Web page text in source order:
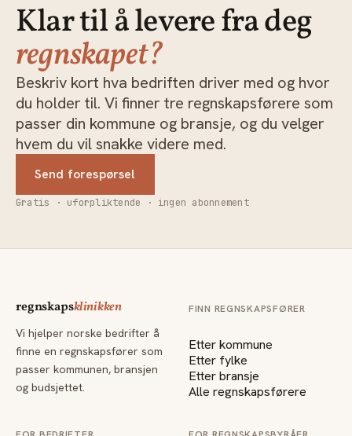
Klar til å levere fra deg
regnskapet?
Beskriv kort hva bedriften driver med og hvor
du holder til. Vi finner tre regnskapsførere som
passer din kommune og bransje, og du velger
hvem du vil snakke videre med.
Send forespørsel
Gratis · uforpliktende · ingen abonnement
regnskapsklinikken
Vi hjelper norske bedrifter å
finne en regnskapsfører som
passer kommunen, bransjen
og budsjettet.
FINN REGNSKAPSFØRER
Etter kommune
Etter fylke
Etter bransje
Alle regnskapsførere